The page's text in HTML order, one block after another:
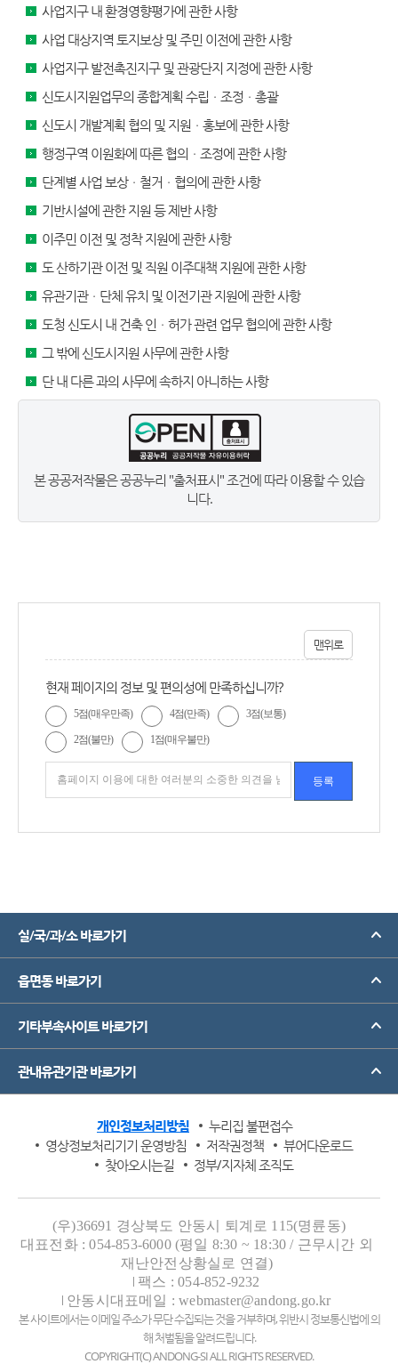
사업지구 내 환경영향평가에 관한 사항
사업 대상지역 토지보상 및 주민 이전에 관한 사항
사업지구 발전촉진지구 및 관광단지 지정에 관한 사항
신도시지원업무의 종합계획 수립ㆍ조정ㆍ총괄
신도시 개발계획 협의 및 지원ㆍ홍보에 관한 사항
행정구역 이원화에 따른 협의ㆍ조정에 관한 사항
단계별 사업 보상ㆍ철거ㆍ협의에 관한 사항
기반시설에 관한 지원 등 제반 사항
이주민 이전 및 정착 지원에 관한 사항
도 산하기관 이전 및 직원 이주대책 지원에 관한 사항
유관기관ㆍ단체 유치 및 이전기관 지원에 관한 사항
도청 신도시 내 건축 인ㆍ허가 관련 업무 협의에 관한 사항
그 밖에 신도시지원 사무에 관한 사항
단 내 다른 과의 사무에 속하지 아니하는 사항
본 공공저작물은 공공누리 "출처표시" 조건에 따라 이용할 수 있습
니다.
맨위로
현재 페이지의 정보 및 편의성에 만족하십니까?
5점(매우만족) 4점(만족) 3점(보통)
2점(불만) 1점(매우불만)
실/국/과/소 바로가기
읍면동 바로가기
기타부속사이트 바로가기
관내유관기관 바로가기
개인정보처리방침
누리집 불편접수
영상정보처리기기 운영방침
저작권정책
뷰어다운로드
찾아오시는길
정부/지자체 조직도
(우)36691 경상북도 안동시 퇴계로 115(명륜동)
대표전화 : 054-853-6000 (평일 8:30 ~ 18:30 / 근무시간 외
재난안전상황실로 연결)
팩스 : 054-852-9232
안동시대표메일 : webmaster@andong.go.kr
본 사이트에서는 이메일 주소가 무단 수집되는 것을 거부하며, 위반시 정보통신법에 의
해 처벌됨을 알려드립니다.
COPYRIGHT(C) ANDONG-SI ALL RIGHTS RESERVED.